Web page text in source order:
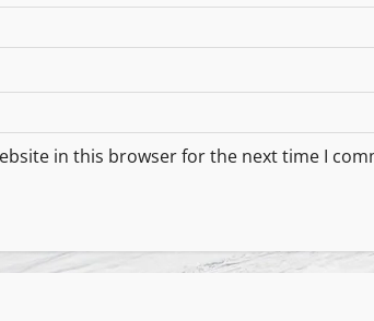
in this browser for the next time I